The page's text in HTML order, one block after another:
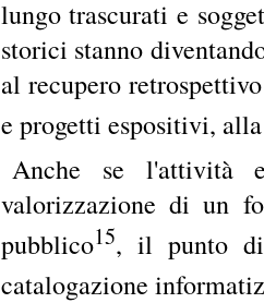
lungo trascurati e
storici stanno
al recupero
e progetti espositivi,
Anche se l'attività
valorizzazione di un
pubblico15, il punto di
catalogazione